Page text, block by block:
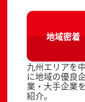
地域密着
九州エリアを
に地域の優良
業・大手企業
紹介。